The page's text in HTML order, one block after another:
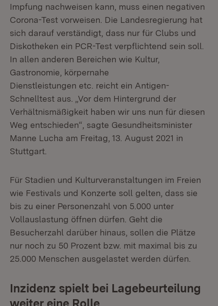
Impfung nachweisen kann, muss einen negativen
Corona-Test vorweisen. Die Landesregierung hat
sich darauf verständigt, dass nur für Clubs und
Diskotheken ein PCR-Test verpflichtend sein soll.
In allen anderen Bereichen wie Kultur,
Gastronomie, körpernahe
Dienstleistungen etc. reicht ein Antigen-
Schnelltest aus. „Vor dem Hintergrund der
Verhältnismäßigkeit haben wir uns nun für diesen
Weg entschieden“, sagte Gesundheitsminister
Manne Lucha am Freitag, 13. August 2021 in
Stuttgart.
Für Stadien und Kulturveranstaltungen im Freien
wie Festivals und Konzerte soll gelten, dass sie
bis zu einer Personenzahl von 5.000 unter
Vollauslastung öffnen dürfen. Geht die
Besucherzahl darüber hinaus, sollen die Plätze
nur noch zu 50 Prozent bzw. mit maximal bis zu
25.000 Menschen ausgelastet werden dürfen.
Inzidenz spielt bei Lagebeurteilung